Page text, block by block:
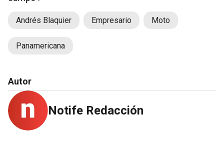
Andrés Blaquier Empresario Moto
Panamericana
Autor
Notife Redacción